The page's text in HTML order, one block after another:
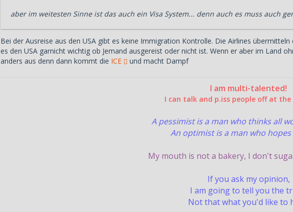
aber im weitesten Sinne ist das auch ein Visa System... denn auch es muss auch
Bei der Ausreise aus den USA gibt es keine Immigration Kontrolle. Die Airlines
es den USA garnicht wichtig ob Jemand ausgereist oder nicht ist. Wenn er aber im Land
anders aus denn dann kommt die ICE und macht Dampf
I am multi-talented!
I can talk and p.iss people off at
A pessimist is a man who thinks all
An optimist is a man who
My mouth is not a bakery, I don't
If you ask my opinion,
I am going to tell you the
Not that what you'd like to